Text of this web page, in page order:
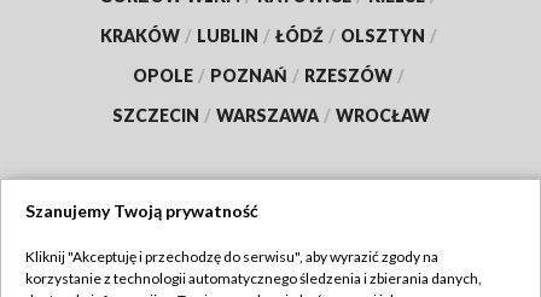
KRAKÓW / LUBLIN / ŁÓDŹ / OLSZTYN /
OPOLE / POZNAŃ / RZESZÓW /
SZCZECIN / WARSZAWA / WROCŁAW
TVP
Szanujemy Twoją prywatność
Kliknij "Akceptuję i przechodzę do serwisu", aby wyrazić zgody na
korzystanie z technologii automatycznego śledzenia i zbierania danych,